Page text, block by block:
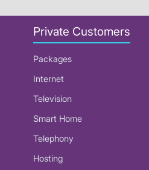
Private Customers
Packages
Internet
Television
Smart Home
Telephony
Hosting